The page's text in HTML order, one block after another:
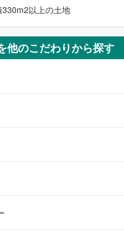
以上の土地
他のこだわりから探す